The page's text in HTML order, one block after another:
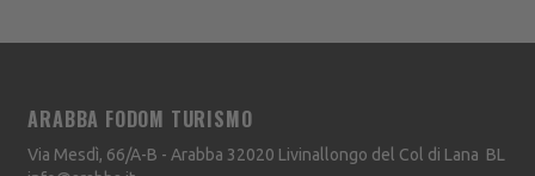
ARABBA FODOM TURISMO
Via Mesdì, 66/A-B - Arabba 32020 Livinallongo del Col di Lana BL